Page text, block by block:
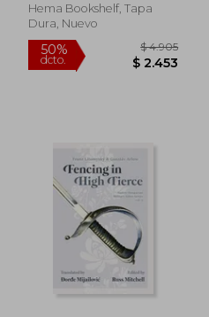
50%
dcto.
Hema Bookshelf, Tapa
Dura, Nuevo